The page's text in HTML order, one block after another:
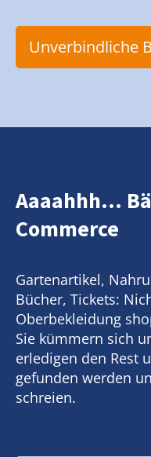
Unverbindliche
Aaaahhh...
Commerce
Gartenartikel,
Bücher, Tickets:
Oberbekleidung
Sie kümmern sich
erledigen den Rest
gefunden werden
schreien.